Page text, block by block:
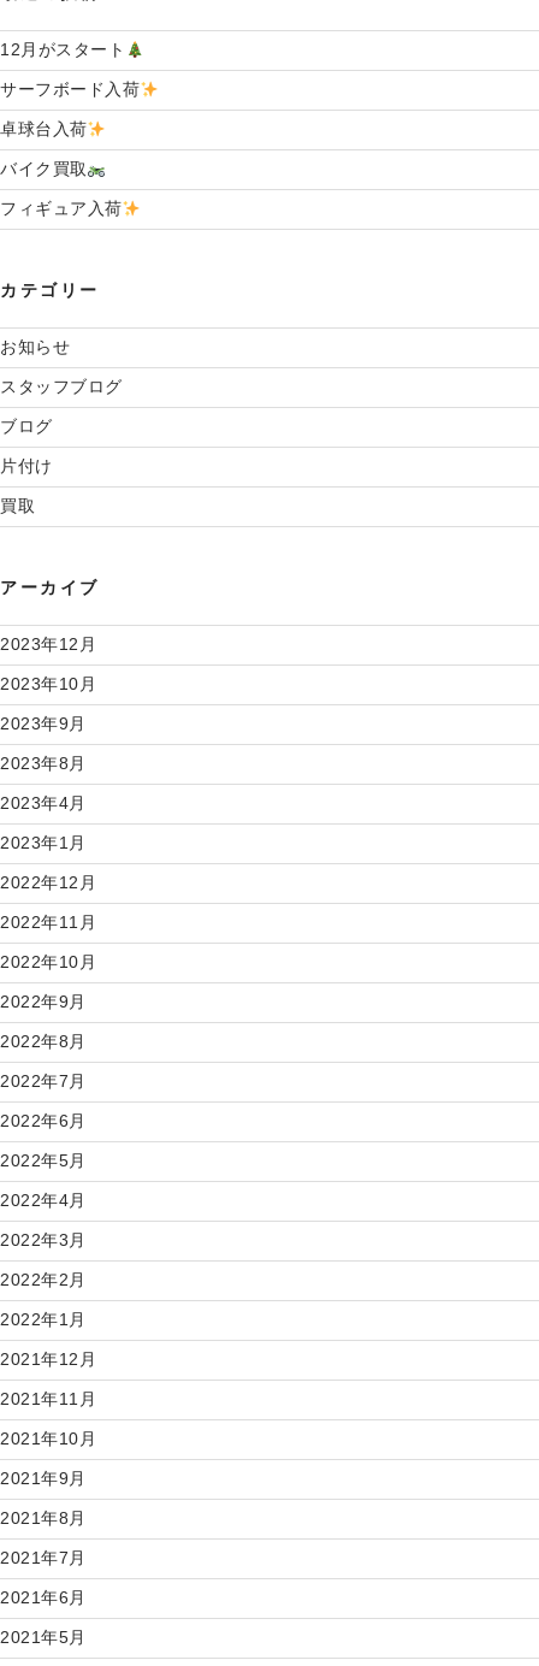
12月がスタート
サーフボード入荷
卓球台入荷
バイク買取
フィギュア入荷
カテゴリー
お知らせ
スタッフブログ
ブログ
片付け
買取
アーカイブ
2023年12月
2023年10月
2023年9月
2023年8月
2023年4月
2023年1月
2022年12月
2022年11月
2022年10月
2022年9月
2022年8月
2022年7月
2022年6月
2022年5月
2022年4月
2022年3月
2022年2月
2022年1月
2021年12月
2021年11月
2021年10月
2021年9月
2021年8月
2021年7月
2021年6月
2021年5月